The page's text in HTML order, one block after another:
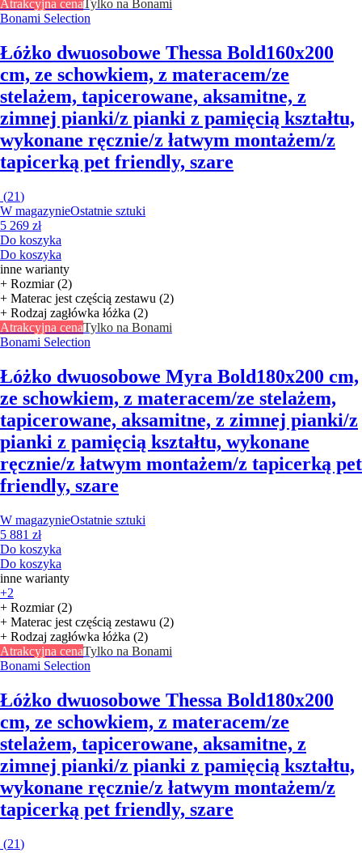
Atrakcyjna cenaTylko na Bonami
Bonami Selection
Łóżko dwuosobowe Thessa Bold160x200
cm, ze schowkiem, z materacem/ze
stelażem, tapicerowane, aksamitne, z
zimnej pianki/z pianki z pamięcią kształtu,
wykonane ręcznie/z łatwym montażem/z
tapicerką pet friendly, szare
(21)
W magazynieOstatnie sztuki
5 269 zł
Do koszyka
Do koszyka
inne warianty
+ Rozmiar (2)
+ Materac jest częścią zestawu (2)
+ Rodzaj zagłówka łóżka (2)
Atrakcyjna cenaTylko na Bonami
Bonami Selection
Łóżko dwuosobowe Myra Bold180x200 cm,
ze schowkiem, z materacem/ze stelażem,
tapicerowane, aksamitne, z zimnej pianki/z
pianki z pamięcią kształtu, wykonane
ręcznie/z łatwym montażem/z tapicerką pet
friendly, szare
W magazynieOstatnie sztuki
5 881 zł
Do koszyka
Do koszyka
inne warianty
+2
+ Rozmiar (2)
+ Materac jest częścią zestawu (2)
+ Rodzaj zagłówka łóżka (2)
Atrakcyjna cenaTylko na Bonami
Bonami Selection
Łóżko dwuosobowe Thessa Bold180x200
cm, ze schowkiem, z materacem/ze
stelażem, tapicerowane, aksamitne, z
zimnej pianki/z pianki z pamięcią kształtu,
wykonane ręcznie/z łatwym montażem/z
tapicerką pet friendly, szare
(21)